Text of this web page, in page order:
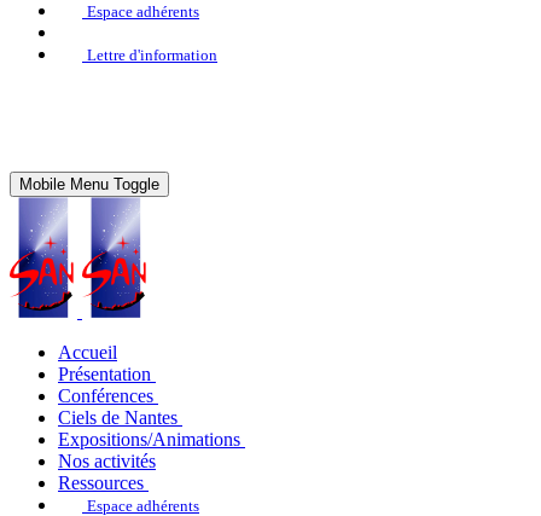
Espace adhérents
Lettre d'information
Mobile Menu Toggle
Accueil
Présentation
Conférences
Ciels de Nantes
Expositions/Animations
Nos activités
Ressources
Espace adhérents